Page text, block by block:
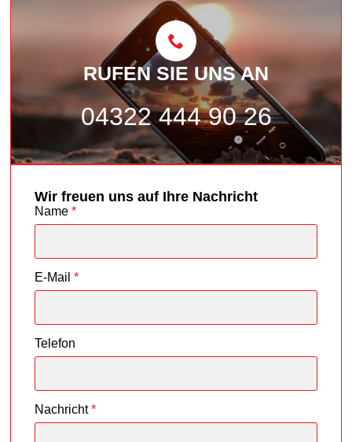
RUFEN SIE UNS AN
04322 444 90 26
Wir freuen uns auf Ihre Nachricht
Name *
E-Mail *
Telefon
Nachricht *